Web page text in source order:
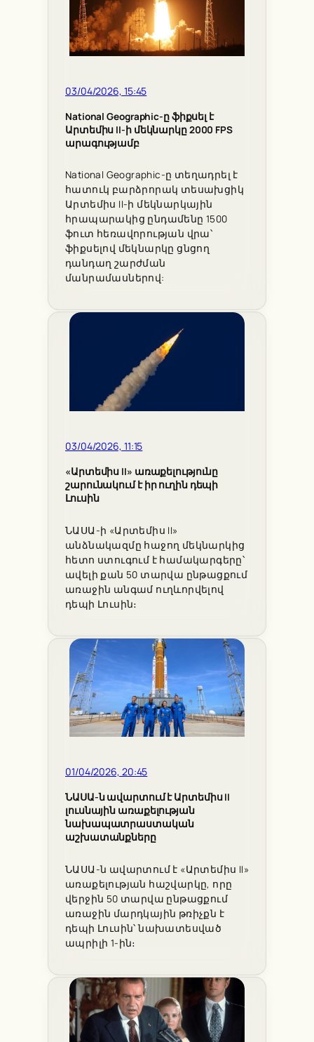
03/04/2026, 15:45
National Geographic-ը ֆիքսել է
Արտեմիս II-ի մեկնարկը 2000 FPS
արագությամբ
National Geographic-ը տեղադրել է
հատուկ բարձրորակ տեսախցիկ
Արտեմիս II-ի մեկնարկային
հրապարակից ընդամենը 1500
ֆուտ հեռավորության վրա՝
ֆիքսելով մեկնարկը ցնցող
դանդաղ շարժման
մանրամասներով:
03/04/2026, 11:15
«Արտեմիս II» առաքելությունը
շարունակում է իր ուղին դեպի
Լուսին
ՆԱՍԱ-ի «Արտեմիս II»
անձնակազմը հաջող մեկնարկից
հետո ստուգում է համակարգերը՝
ավելի քան 50 տարվա ընթացքում
առաջին անգամ ուղևորվելով
դեպի Լուսին։
01/04/2026, 20:45
ՆԱՍԱ-ն ավարտում է Արտեմիս II
լուսնային առաքելության
նախապատրաստական
աշխատանքները
ՆԱՍԱ-ն ավարտում է «Արտեմիս II»
առաքելության հաշվարկը, որը
վերջին 50 տարվա ընթացքում
առաջին մարդկային թռիչքն է
դեպի Լուսին՝ նախատեսված
ապրիլի 1-ին։